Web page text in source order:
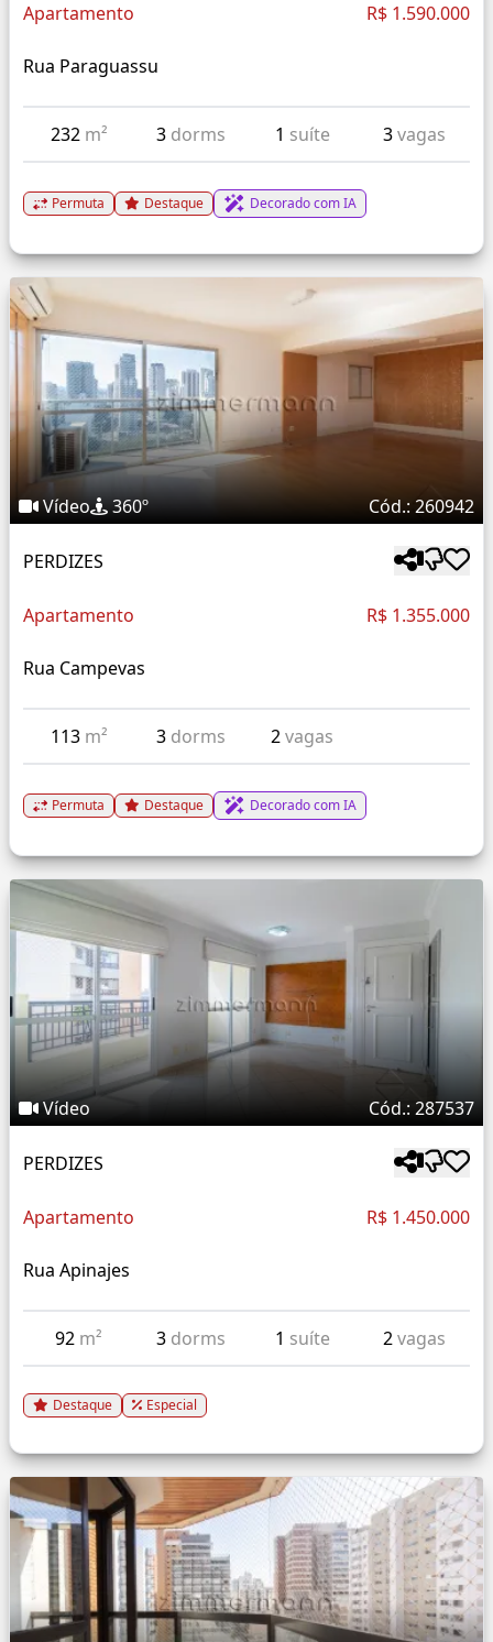
Apartamento R$ 1.590.000
Rua Paraguassu
232 m² 3 dorms 1 suíte 3vagas
Permuta Destaque Decorado com IA
Vídeo 360º Cód.: 260942
PERDIZES
Apartamento R$ 1.355.000
Rua Campevas
113 m² 3 dorms 2vagas
Permuta Destaque Decorado com IA
Vídeo Cód.: 287537
PERDIZES
Apartamento R$ 1.450.000
Rua Apinajes
92 m² 3 dorms 1 suíte 2vagas
Destaque Especial